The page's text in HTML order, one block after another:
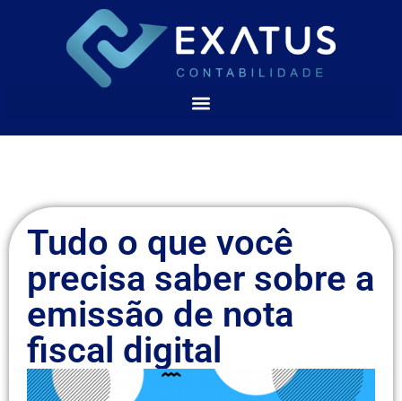
Tudo o que você
precisa saber sobre a
emissão de nota
fiscal digital